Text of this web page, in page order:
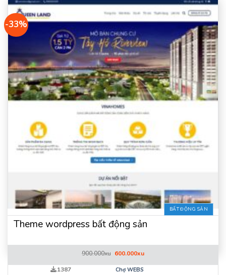
-33%
BẤT ĐỘNG SẢN
Theme wordpress bất động sản
900.000xu Giá
là:
600.000xuGiá
tại
1387 Chợ WEBS